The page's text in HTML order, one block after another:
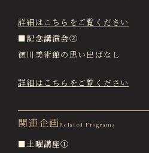
詳細はこちらをご覧ください
■記念講演会②
徳川美術館の思い出ばなし
詳細はこちらをご覧ください
関連企画 Related Programs
■土曜講座①